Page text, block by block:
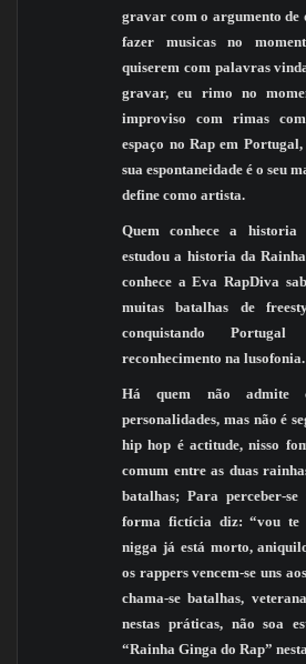
gravar com o argumento de
fazer musicas no
quiserem com palavras
gravar, eu rimo no
improviso com rimas
espaço no Rap em
sua espontaneidade é o seu
define como artista.
Quem conhece a historia
estudou a historia da
conhece a Eva RapDiva
muitas batalhas de
conquistando
reconhecimento na lusofonia.
Há quem não admite
personalidades, mas não é
hip hop é actitude, nisso
comum entre as duas
batalhas; Para perceber-
forma fictícia diz: “vou te
nigga já está morto,
os rappers vencem-se uns
chama-se batalhas,
nestas práticas, não soa
“Rainha Ginga do Rap”